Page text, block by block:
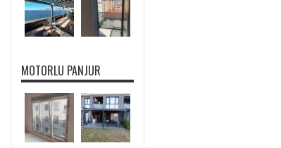
MOTORLU PANJUR